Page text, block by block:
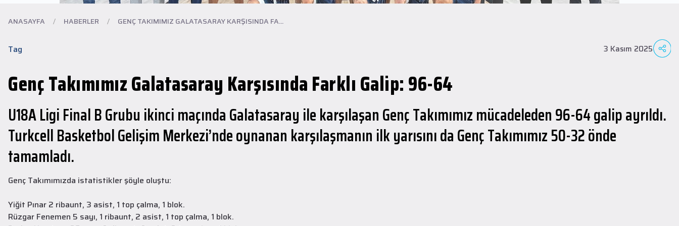
ANASAYFA / HABERLER / GENÇ TAKIMIMIZ GALATASARAY KARŞISINDA FA...
Tag 3 Kasım 2025
Genç Takımımız Galatasaray Karşısında Farklı Galip: 96-64
U18A Ligi Final B Grubu ikinci maçında Galatasaray ile karşılaşan Genç Takımımız mücadeleden 96-64 galip ayrıldı.
Turkcell Basketbol Gelişim Merkezi’nde oynanan karşılaşmanın ilk yarısını da Genç Takımımız 50-32 önde
tamamladı.
Genç Takımımızda istatistikler şöyle oluştu:
Yiğit Pınar 2 ribaunt, 3 asist, 1 top çalma, 1 blok.
Rüzgar Fenemen 5 sayı, 1 ribaunt, 2 asist, 1 top çalma, 1 blok.